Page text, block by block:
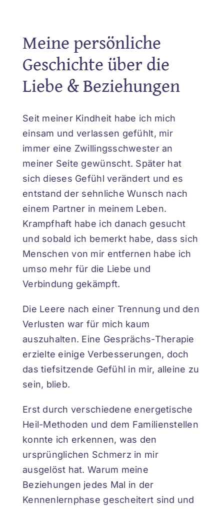
Meine persönliche
Geschichte über die
Liebe & Beziehungen
Seit meiner Kindheit habe ich mich
einsam und verlassen gefühlt, mir
immer eine Zwillingsschwester an
meiner Seite gewünscht. Später hat
sich dieses Gefühl verändert und es
entstand der sehnliche Wunsch nach
einem Partner in meinem Leben.
Krampfhaft habe ich danach gesucht
und sobald ich bemerkt habe, dass sich
Menschen von mir entfernen habe ich
umso mehr für die Liebe und
Verbindung gekämpft.
Die Leere nach einer Trennung und den
Verlusten war für mich kaum
auszuhalten. Eine Gesprächs-Therapie
erzielte einige Verbesserungen, doch
das tiefsitzende Gefühl in mir, alleine zu
sein, blieb.
Erst durch verschiedene energetische
Heil-Methoden und dem Familienstellen
konnte ich erkennen, was den
ursprünglichen Schmerz in mir
ausgelöst hat. Warum meine
Beziehungen jedes Mal in der
Kennenlernphase gescheitert sind und